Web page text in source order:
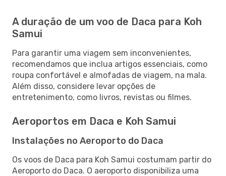
A duração de um voo de Daca para Koh
Samui
Para garantir uma viagem sem inconvenientes,
recomendamos que inclua artigos essenciais, como
roupa confortável e almofadas de viagem, na mala.
Além disso, considere levar opções de
entretenimento, como livros, revistas ou filmes.
Aeroportos em Daca e Koh Samui
Instalações no Aeroporto do Daca
Os voos de Daca para Koh Samui costumam partir do
Aeroporto do Daca. O aeroporto disponibiliza uma